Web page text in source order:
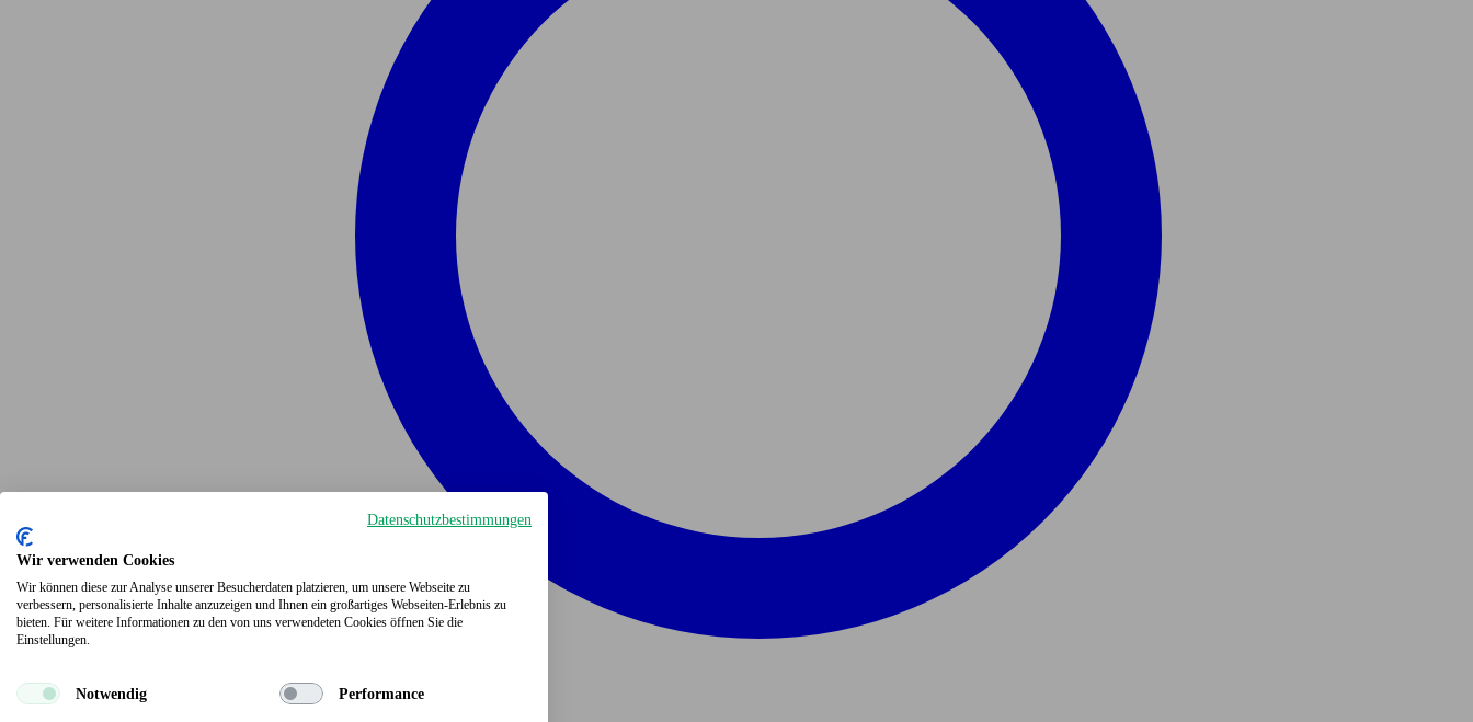
Datenschutzbestimmungen
Wir verwenden Cookies
Wir können diese zur Analyse unserer Besucherdaten platzieren, um unsere Webseite zu
verbessern, personalisierte Inhalte anzuzeigen und Ihnen ein großartiges Webseiten-Erlebnis zu
bieten. Für weitere Informationen zu den von uns verwendeten Cookies öffnen Sie die
Einstellungen.
Notwendig Performance